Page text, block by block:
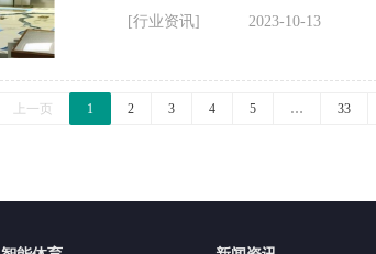
[行业资讯] 2023-10-13
上一页 1 2 3 4 5 … 33